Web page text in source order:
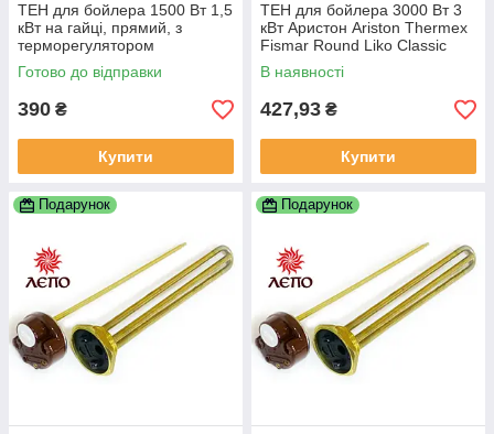
ТЕН для бойлера 1500 Вт 1,5
кВт на гайці, прямий, з
терморегулятором
Готово до відправки
390 ₴
Купити
ТЕН для бойлера 3000 Вт 3
кВт Аристон Ariston Thermex
Fismar Round Liko Classic
Alpari Реал DeLuxe та ін.
В наявності
427,93 ₴
Купити
Подарунок Подарунок